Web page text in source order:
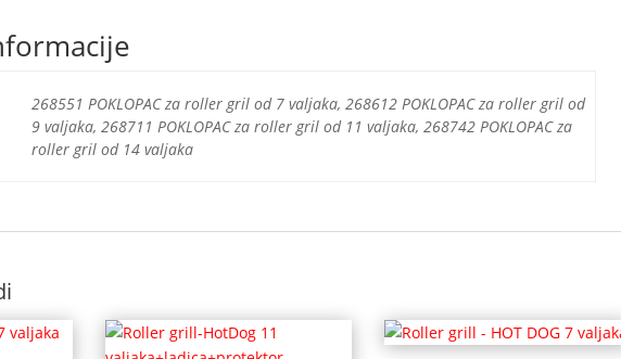
268551 POKLOPAC za roller gril od 7 valjaka, 268612 POKLOPAC za roller gril od
9 valjaka, 268711 POKLOPAC za roller gril od 11 valjaka, 268742 POKLOPAC za
roller gril od 14 valjaka